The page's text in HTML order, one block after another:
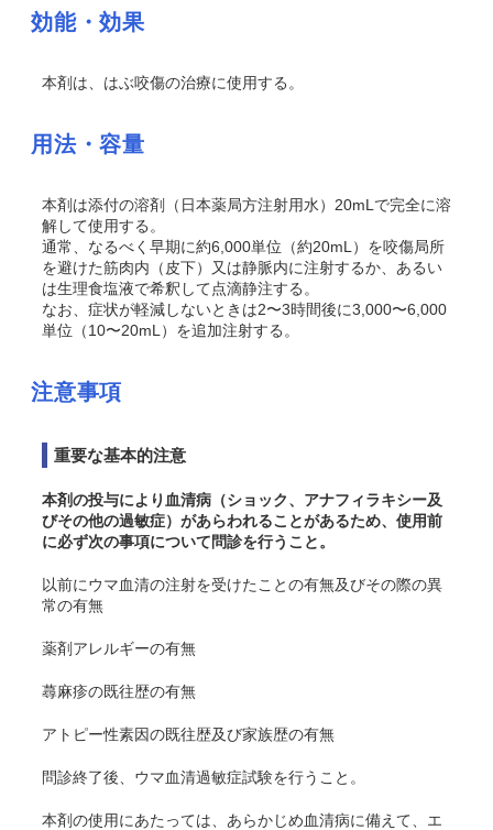
効能・効果
本剤は、はぶ咬傷の治療に使用する。
用法・容量
本剤は添付の溶剤（日本薬局方注射用水）20mLで完全に溶
解して使用する。
通常、なるべく早期に約6,000単位（約20mL）を咬傷局所
を避けた筋肉内（皮下）又は静脈内に注射するか、あるい
は生理食塩液で希釈して点滴静注する。
なお、症状が軽減しないときは2〜3時間後に3,000〜6,000
単位（10〜20mL）を追加注射する。
注意事項
重要な基本的注意
本剤の投与により血清病（ショック、アナフィラキシー及
びその他の過敏症）があらわれることがあるため、使用前
に必ず次の事項について問診を行うこと。
以前にウマ血清の注射を受けたことの有無及びその際の異
常の有無
薬剤アレルギーの有無
蕁麻疹の既往歴の有無
アトピー性素因の既往歴及び家族歴の有無
問診終了後、ウマ血清過敏症試験を行うこと。
本剤の使用にあたっては、あらかじめ血清病に備えて、エ